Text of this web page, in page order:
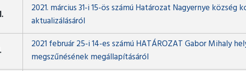
2021. március 31-i 15-ös számú Határozat Nagyernye
aktualizálásáról
2021 február 25-i 14-es számú HATÁROZAT Gabor Mihaly
megszűnésének megállapításáról